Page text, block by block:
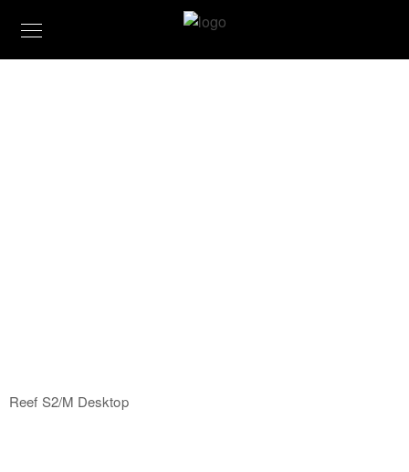
Reef S2/M Desktop